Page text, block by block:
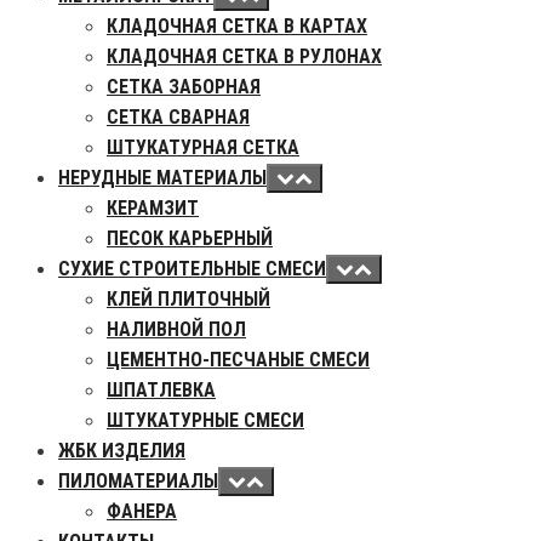
КЛАДОЧНАЯ СЕТКА В КАРТАХ
КЛАДОЧНАЯ СЕТКА В РУЛОНАХ
СЕТКА ЗАБОРНАЯ
СЕТКА СВАРНАЯ
ШТУКАТУРНАЯ СЕТКА
НЕРУДНЫЕ МАТЕРИАЛЫ
КЕРАМЗИТ
ПЕСОК КАРЬЕРНЫЙ
СУХИЕ СТРОИТЕЛЬНЫЕ СМЕСИ
КЛЕЙ ПЛИТОЧНЫЙ
НАЛИВНОЙ ПОЛ
ЦЕМЕНТНО-ПЕСЧАНЫЕ СМЕСИ
ШПАТЛЕВКА
ШТУКАТУРНЫЕ СМЕСИ
ЖБК ИЗДЕЛИЯ
ПИЛОМАТЕРИАЛЫ
ФАНЕРА